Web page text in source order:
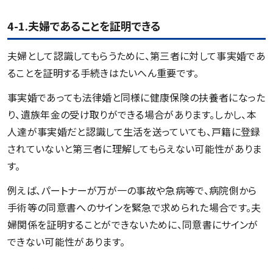
4-1.夫婦であることを証明できる
夫婦として認識してもらうために、第三者に対して事実婚であ
ることを証明する手続きはたいへん重要です。
事実婚であっても法律婚と同様に健康保険の扶養者になった
り、遺族年金の受け取りができる場合があります。しかし、本
人達が事実婚だと認識して生活を送っていても、戸籍に登録
されていないと第三者に理解してもらえない可能性がありま
す。
例えば、パートナーが万が一の事故や急病等で、病院側から
手術等の同意書へのサインを緊急で求められた場合です。夫
婦関係を証明することができないために、同意書にサインが
できない可能性があります。